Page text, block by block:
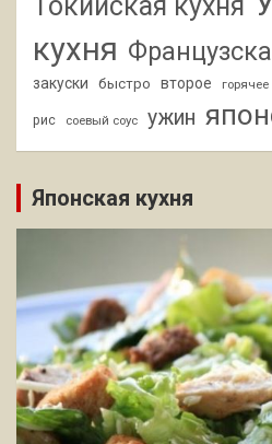
кухня
закуски
быстро второе горячее
рис соевый соус ужин
Японская кухня